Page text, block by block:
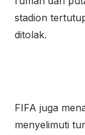
stadion
ditolak.
FIFA juga
menyelimuti